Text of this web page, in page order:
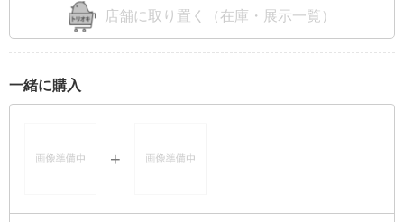
店舗に取り置く（在庫・展示一覧）
一緒に購入